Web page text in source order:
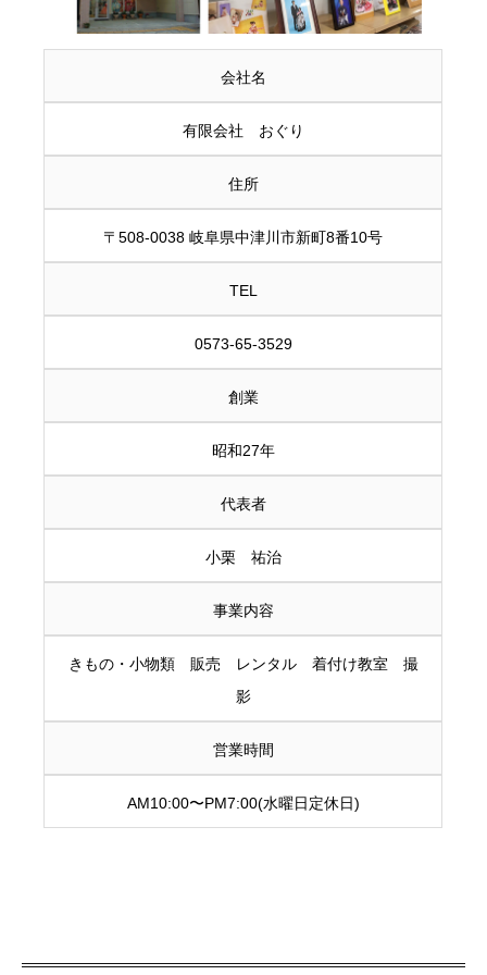
会社名
有限会社 おぐり
住所
〒508-0038 岐阜県中津川市新町8番10号
TEL
0573-65-3529
創業
昭和27年
代表者
小栗 祐治
事業内容
きもの・小物類 販売 レンタル 着付け教室 撮
影
営業時間
AM10:00〜PM7:00(水曜日定休日)